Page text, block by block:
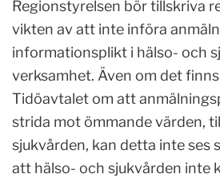
Regionstyrelsen bör tillskriva
vikten av att inte införa
informationsplikt i hälso- och
verksamhet. Även om det
Tidöavtalet om att
strida mot ömmande värden,
sjukvården, kan detta inte ses
att hälso- och sjukvården inte